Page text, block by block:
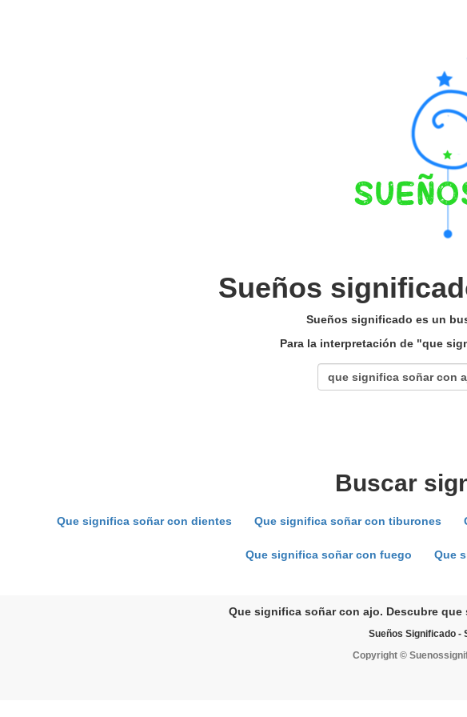
Sueños
Sueños significado es un
Para la interpretación de "que
Buscar
Que significa soñar con dientes Que significa soñar con tiburones
Que significa soñar con fuego Que
Que significa soñar con ajo. Descubre
Sueños Significado -
Copyright ©